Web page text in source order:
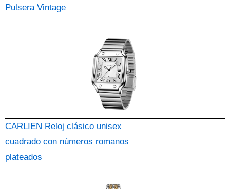
Pulsera Vintage
CARLIEN Reloj clásico unisex
cuadrado con números romanos
plateados